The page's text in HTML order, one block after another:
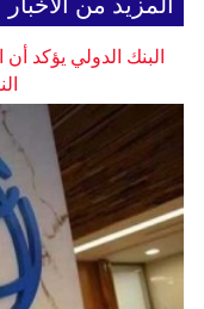
البنك الدولي يؤكد